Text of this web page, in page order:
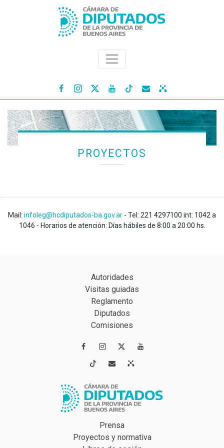
   
PROYECTOS
Mail: infoleg@hcdiputados-ba.gov.ar - Tel: 221 4297100 int: 1042 a
1046 - Horarios de atención: Días hábiles de 8:00 a 20:00 hs.
Autoridades
Visitas guiadas
Reglamento
Diputados
Comisiones
 
 
Prensa
Proyectos y normativa